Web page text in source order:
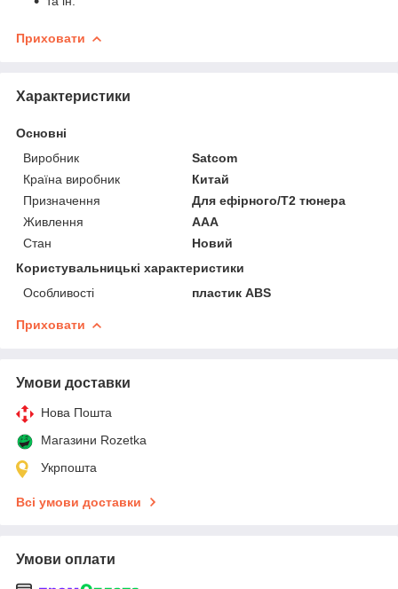
Приховати
Характеристики
Основні
Виробник
Satcom
Країна виробник
Китай
Призначення
Для ефірного/Т2 тюнера
Живлення
AAA
Стан
Новий
Користувальницькі характеристики
Особливості
пластик ABS
Приховати
Умови доставки
Нова Пошта
Магазини Rozetka
Укрпошта
Всі умови доставки
Умови оплати